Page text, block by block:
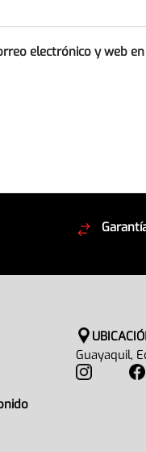
electrónico y web
Guayaquil,